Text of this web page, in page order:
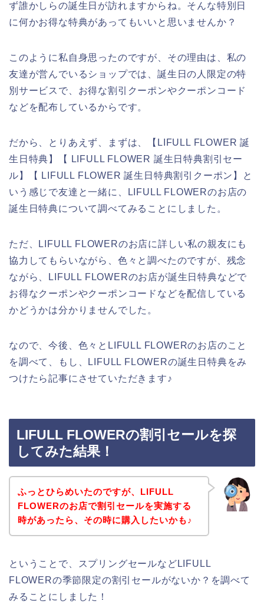
ず誰かしらの誕生日が訪れますからね。そんな特別日
に何かお得な特典があってもいいと思いませんか？
このように私自身思ったのですが、その理由は、私の
友達が営んでいるショップでは、誕生日の人限定の特
別サービスで、お得な割引クーポンやクーポンコード
などを配布しているからです。
だから、とりあえず、まずは、【LIFULL FLOWER 誕
生日特典】【 LIFULL FLOWER 誕生日特典割引セー
ル】【 LIFULL FLOWER 誕生日特典割引クーポン】と
いう感じで友達と一緒に、LIFULL FLOWERのお店の
誕生日特典について調べてみることにしました。
ただ、LIFULL FLOWERのお店に詳しい私の親友にも
協力してもらいながら、色々と調べたのですが、残念
ながら、LIFULL FLOWERのお店が誕生日特典などで
お得なクーポンやクーポンコードなどを配信している
かどうかは分かりませんでした。
なので、今後、色々とLIFULL FLOWERのお店のこと
を調べて、もし、LIFULL FLOWERの誕生日特典をみ
つけたら記事にさせていただきます♪
LIFULL FLOWERの割引セールを探
してみた結果！
ふっとひらめいたのですが、LIFULL
FLOWERのお店で割引セールを実施する
時があったら、その時に購入したいかも♪
ということで、スプリングセールなどLIFULL
FLOWERの季節限定の割引セールがないか？を調べて
みることにしました！